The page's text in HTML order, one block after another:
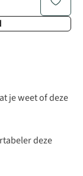
je weet of deze
deze